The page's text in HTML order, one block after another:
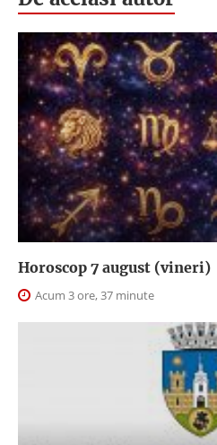
Horoscop 7 august (vineri)
Acum 3 ore, 37 minute